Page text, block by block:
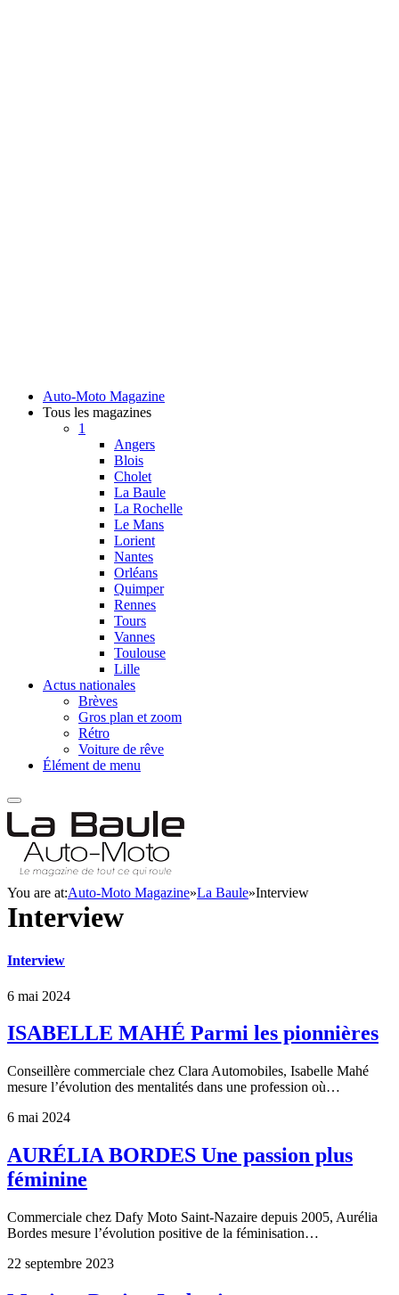
Auto-Moto Magazine
Tous les magazines
1
Angers
Blois
Cholet
La Baule
La Rochelle
Le Mans
Lorient
Nantes
Orléans
Quimper
Rennes
Tours
Vannes
Toulouse
Lille
Actus nationales
Brèves
Gros plan et zoom
Rétro
Voiture de rêve
Élément de menu
You are at:Auto-Moto Magazine»La Baule»Interview
Interview
Interview
6 mai 2024
ISABELLE MAHÉ Parmi les pionnières
Conseillère commerciale chez Clara Automobiles, Isabelle Mahé
mesure l’évolution des mentalités dans une profession où…
6 mai 2024
AURÉLIA BORDES Une passion plus
féminine
Commerciale chez Dafy Moto Saint-Nazaire depuis 2005, Aurélia
Bordes mesure l’évolution positive de la féminisation…
22 septembre 2023